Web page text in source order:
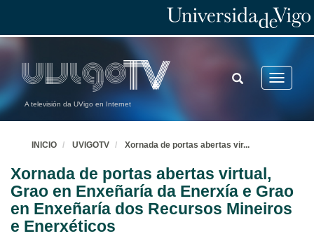
A televisión da UVigo en Internet
Toggle
TOGGLE
SEARCH
INICIO UVIGOTV Xornada de portas abertas vir...
Xornada de portas abertas virtual,
Grao en Enxeñaría da Enerxía e Grao
en Enxeñaría dos Recursos Mineiros
e Enerxéticos